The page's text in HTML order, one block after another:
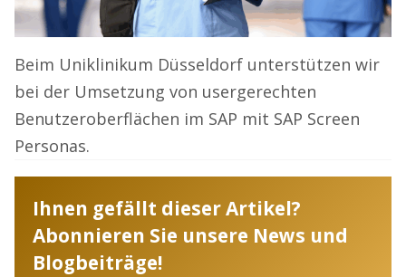
Beim Uniklinikum Düsseldorf unterstützen wir
bei der Umsetzung von usergerechten
Benutzeroberflächen im SAP mit SAP Screen
Personas.
Ihnen gefällt dieser Artikel?
Abonnieren Sie unsere News und
Blogbeiträge!